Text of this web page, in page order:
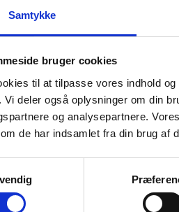
Samtykke
bruger cookies
til at tilpasse vores indhold
Vi deler også oplysninger om din
og analysepartnere.
de har indsamlet fra din brug af
Email